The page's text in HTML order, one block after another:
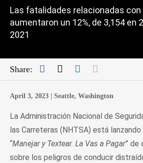
Las fatalidades relacionadas
aumentaron un 12%, de 3,154 en
2021
Share: Facebook
TwitterLinkedIn
April 3, 2023 | Seattle, Washington
La Administración Nacional de
las Carreteras (NHTSA) está lanzando
“Manejar y Textear. La Vas a Pagar” de
sobre los peligros de conducir